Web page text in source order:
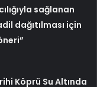
sağlanan
dağıtılması için
Köprü Su Altında